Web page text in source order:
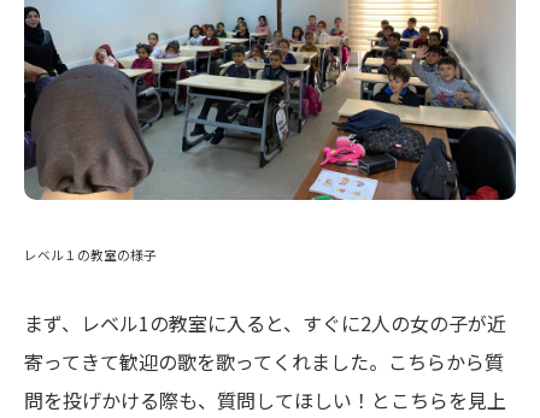
レベル１の教室の様子
まず、レベル1の教室に入ると、すぐに2人の女の子が近
寄ってきて歓迎の歌を歌ってくれました。こちらから質
問を投げかける際も、質問してほしい！とこちらを見上